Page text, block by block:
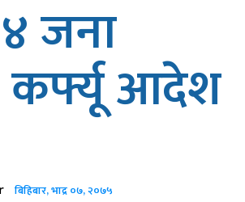
जना
कर्फ्यू आदेश
बिहिबार, भाद्र ०७, २०७५